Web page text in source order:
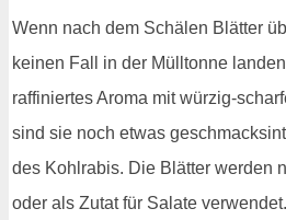
Wenn nach dem Schälen Blätter
keinen Fall in der Mülltonne
raffiniertes Aroma mit würzig-
sind sie noch etwas
des Kohlrabis. Die Blätter werden
oder als Zutat für Salate verwendet.